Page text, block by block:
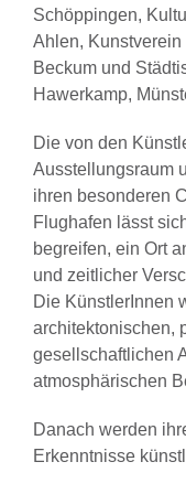
Schöppingen,
Ahlen,
Beckum und
Hawerkamp,
Die von den
Ausstellungsraum
ihren besonderen
Flughafen lässt
begreifen, ein Ort
und zeitlicher
Die KünstlerInnen
architektonischen,
gesellschaftlichen
atmosphärischen
Danach werden
Erkenntnisse